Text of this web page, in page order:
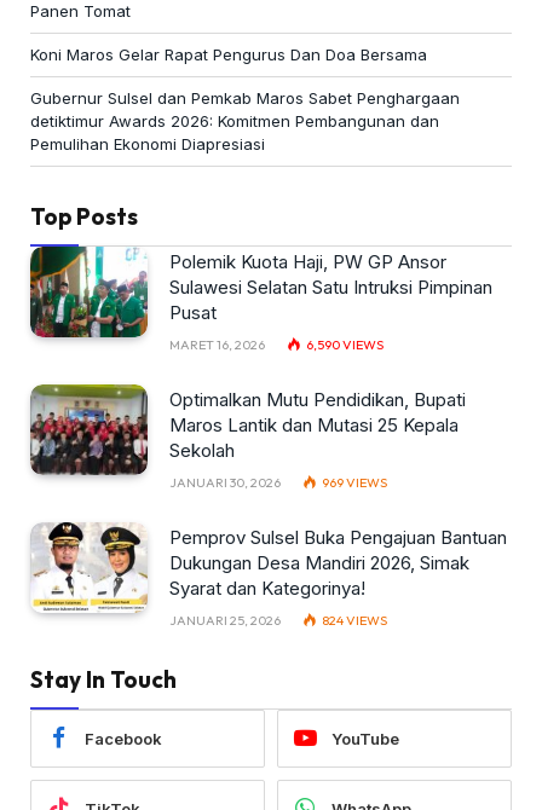
Panen Tomat
Koni Maros Gelar Rapat Pengurus Dan Doa Bersama
Gubernur Sulsel dan Pemkab Maros Sabet Penghargaan
detiktimur Awards 2026: Komitmen Pembangunan dan
Pemulihan Ekonomi Diapresiasi
Top Posts
Polemik Kuota Haji, PW GP Ansor
Sulawesi Selatan Satu Intruksi Pimpinan
Pusat
MARET 16, 2026 6,590VIEWS
Optimalkan Mutu Pendidikan, Bupati
Maros Lantik dan Mutasi 25 Kepala
Sekolah
JANUARI 30, 2026 969VIEWS
Pemprov Sulsel Buka Pengajuan Bantuan
Dukungan Desa Mandiri 2026, Simak
Syarat dan Kategorinya!
JANUARI 25, 2026 824VIEWS
Stay In Touch
Facebook YouTube